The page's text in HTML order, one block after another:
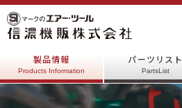
製品情報
Products Information
パーツリスト
PartsList